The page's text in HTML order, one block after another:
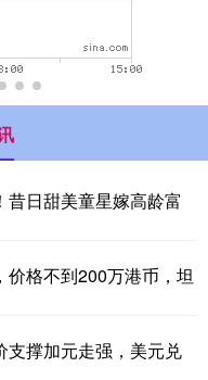
日甜美童星嫁高龄富
格不到200万港币，坦
支撑加元走强，美元兑